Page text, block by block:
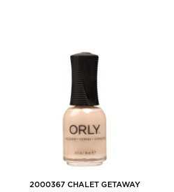
2000367 CHALET GETAWAY